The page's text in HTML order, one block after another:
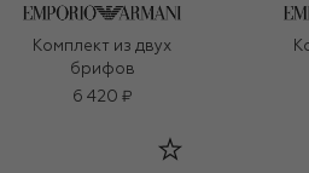
Комплект из двух
брифов
6 420 ₽